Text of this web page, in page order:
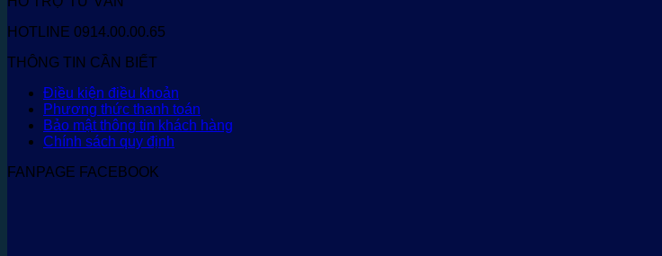
HOTLINE 0914.00.00.65
THÔNG TIN CẦN BIẾT
Điều kiện điều khoản
Phương thức thanh toán
Bảo mật thông tin khách hàng
Chính sách quy định
FANPAGE FACEBOOK